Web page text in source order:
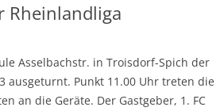
Archiv
Presse
Archiv
Rheinlandliga
Asselbachstr. in Troisdorf-Spich der
ausgeturnt. Punkt 11.00 Uhr treten die
an die Geräte. Der Gastgeber, 1. FC